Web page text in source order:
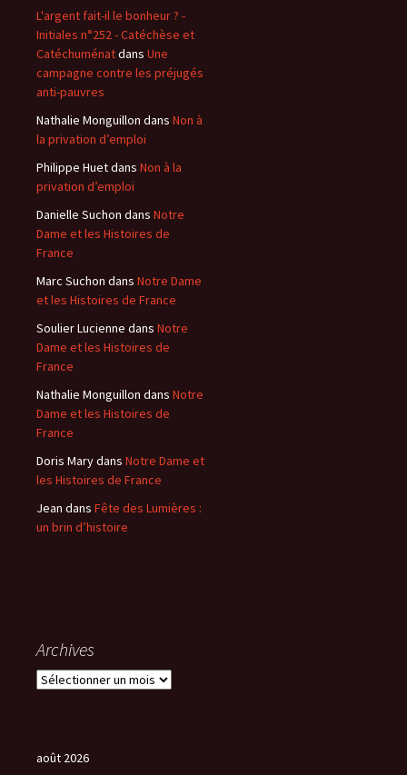
L'argent fait-il le bonheur ? -
Initiales n°252 - Catéchèse et
Catéchuménatdans Une
campagne contre les préjugés
anti-pauvres
Nathalie Monguillon dans Non à
la privation d’emploi
Philippe Huetdans Non à la
privation d’emploi
Danielle Suchon dans Notre
Dame et les Histoires de
France
Marc Suchon dans Notre Dame
et les Histoires de France
Soulier Lucienne dans Notre
Dame et les Histoires de
France
Nathalie Monguillon dans Notre
Dame et les Histoires de
France
Doris Marydans Notre Dame et
les Histoires de France
Jean dans Fête des Lumières :
un brin d’histoire
Archives
A
iaoût 2026